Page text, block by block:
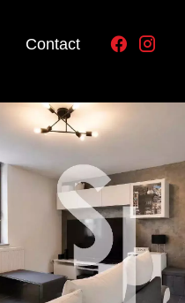
Contact